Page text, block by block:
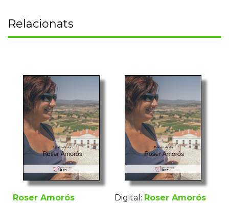
Relacionats
Roser Amorós
Digital: Roser Amorós